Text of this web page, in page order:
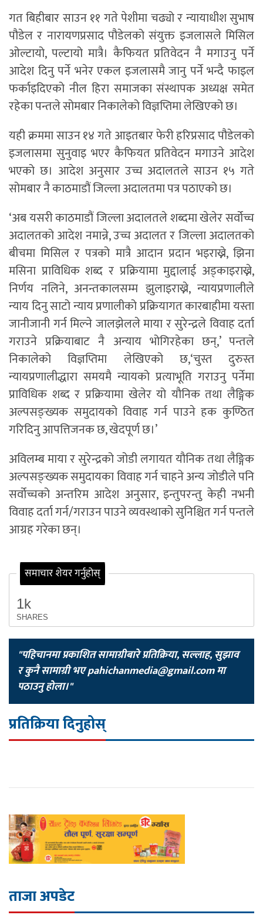
गत बिहीबार साउन ११ गते पेशीमा चढ्यो र न्यायाधीश सुभाष
पौडेल र नारायणप्रसाद पौडेलको संयुक्त इजलासले मिसिल
ओल्टायो, पल्टायो मात्रै। कैफियत प्रतिवेदन नै मगाउनु पर्ने
आदेश दिनु पर्ने भनेर एकल इजलासमै जानु पर्ने भन्दै फाइल
फर्काइदिएको नील हिरा समाजका संस्थापक अध्यक्ष समेत
रहेका पन्तले सोमबार निकालेको विज्ञप्तिमा लेखिएको छ।
यही क्रममा साउन १४ गते आइतबार फेरी हरिप्रसाद पौडेलको
इजलासमा सुनुवाइ भएर कैफियत प्रतिवेदन मगाउने आदेश
भएको छ। आदेश अनुसार उच्च अदालतले साउन १५ गते
सोमबार नै काठमाडौं जिल्ला अदालतमा पत्र पठाएको छ।
‘अब यसरी काठमाडौं जिल्ला अदालतले शब्दमा खेलेर सर्वोच्च
अदालतको आदेश नमान्ने, उच्च अदालत र जिल्ला अदालतको
बीचमा मिसिल र पत्रको मात्रै आदान प्रदान भइराख्ने, झिना
मसिना प्राविधिक शब्द र प्रक्रियामा मुद्दालाई अड्काइराख्ने,
निर्णय नलिने, अनन्तकालसम्म झुलाइराख्ने, न्यायप्रणालीले
न्याय दिनु साटो न्याय प्रणालीको प्रक्रियागत कारबाहीमा यस्ता
जानीजानी गर्न मिल्ने जालझेलले माया र सुरेन्द्रले विवाह दर्ता
गराउने प्रक्रियाबाट नै अन्याय भोगिरहेका छन्,’ पन्तले
निकालेको विज्ञप्तिमा लेखिएको छ,‘चुस्त दुरुस्त
न्यायप्रणालीद्धारा समयमै न्यायको प्रत्याभूति गराउनु पर्नेमा
प्राविधिक शब्द र प्रक्रियामा खेलेर यो यौनिक तथा लैङ्गिक
अल्पसङ्ख्यक समुदायको विवाह गर्न पाउने हक कुण्ठित
गरिदिनु आपत्तिजनक छ, खेदपूर्ण छ।’
अविलम्ब माया र सुरेन्द्रको जोडी लगायत यौनिक तथा लैङ्गिक
अल्पसङ्ख्यक समुदायका विवाह गर्न चाहने अन्य जोडीले पनि
सर्वोच्चको अन्तरिम आदेश अनुसार, इन्तुपरन्तु केही नभनी
विवाह दर्ता गर्न/गराउन पाउने व्यवस्थाको सुनिश्चित गर्न पन्तले
आग्रह गरेका छन्।
समाचार शेयर गर्नुहोस्
1k
SHARES
"पहिचानमा प्रकाशित सामाग्रीबारे प्रतिक्रिया, सल्लाह, सुझाव
र कुनै सामाग्री भएpahichanmedia@gmail.comमा
पठाउनु होला।"
प्रतिक्रिया दिनुहोस्
ताजा अपडेट